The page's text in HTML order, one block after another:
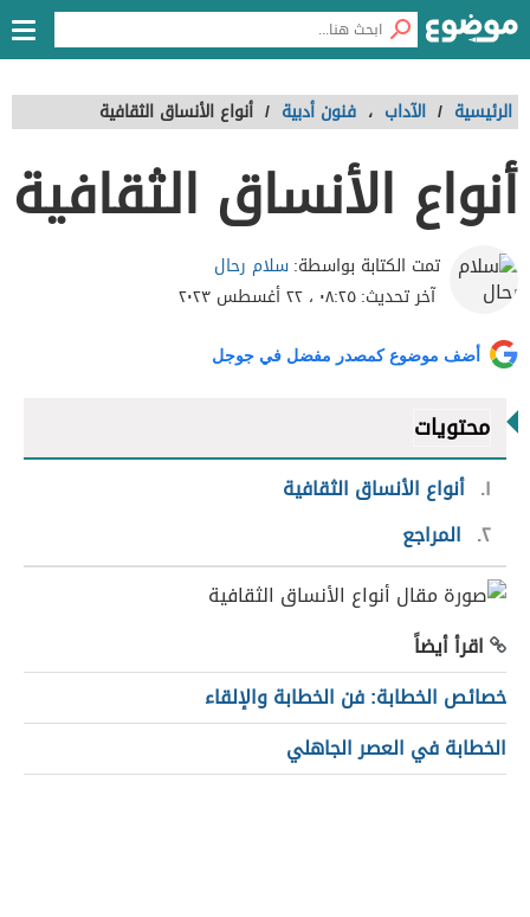
الرئيسية / الآداب ، فنون أدبية / أنواع الأنساق الثقافية
أنواع الأنساق الثقافية
تمت الكتابة بواسطة:سلام رحال
آخر تحديث:٠٨:٢٥ ، ٢٢ أغسطس ٢٠٢٣
أضف موضوع كمصدر مفضل في جوجل
محتويات
١ أنواع الأنساق الثقافية
٢ المراجع
اقرأ أيضاً
خصائص الخطابة: فن الخطابة والإلقاء
الخطابة في العصر الجاهلي